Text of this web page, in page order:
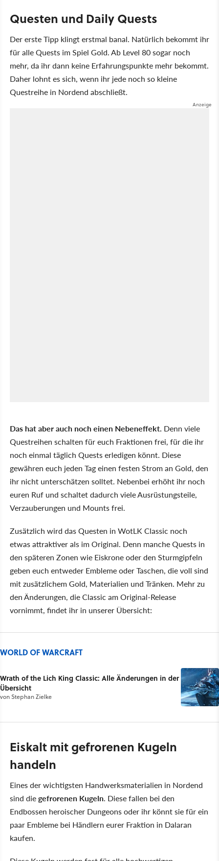
Questen und Daily Quests
Der erste Tipp klingt erstmal banal. Natürlich bekommt ihr
für alle Quests im Spiel Gold. Ab Level 80 sogar noch
mehr, da ihr dann keine Erfahrungspunkte mehr bekommt.
Daher lohnt es sich, wenn ihr jede noch so kleine
Questreihe in Nordend abschließt.
Das hat aber auch noch einen Nebeneffekt. Denn viele
Questreihen schalten für euch Fraktionen frei, für die ihr
noch einmal täglich Quests erledigen könnt. Diese
gewähren euch jeden Tag einen festen Strom an Gold, den
ihr nicht unterschätzen solltet. Nebenbei erhöht ihr noch
euren Ruf und schaltet dadurch viele Ausrüstungsteile,
Verzauberungen und Mounts frei.
Zusätzlich wird das Questen in WotLK Classic noch
etwas attraktiver als im Original. Denn manche Quests in
den späteren Zonen wie Eiskrone oder den Sturmgipfeln
geben euch entweder Embleme oder Taschen, die voll sind
mit zusätzlichem Gold, Materialien und Tränken. Mehr zu
den Änderungen, die Classic am Original-Release
vornimmt, findet ihr in unserer Übersicht:
WORLD OF WARCRAFT
Wrath of the Lich King Classic: Alle Änderungen in der
Übersicht
vonStephan Zielke
Eiskalt mit gefrorenen Kugeln
handeln
Eines der wichtigsten Handwerksmaterialien in Nordend
sind diegefrorenen Kugeln. Diese fallen bei den
Endbossen heroischer Dungeons oder ihr könnt sie für ein
paar Embleme bei Händlern eurer Fraktion in Dalaran
kaufen.